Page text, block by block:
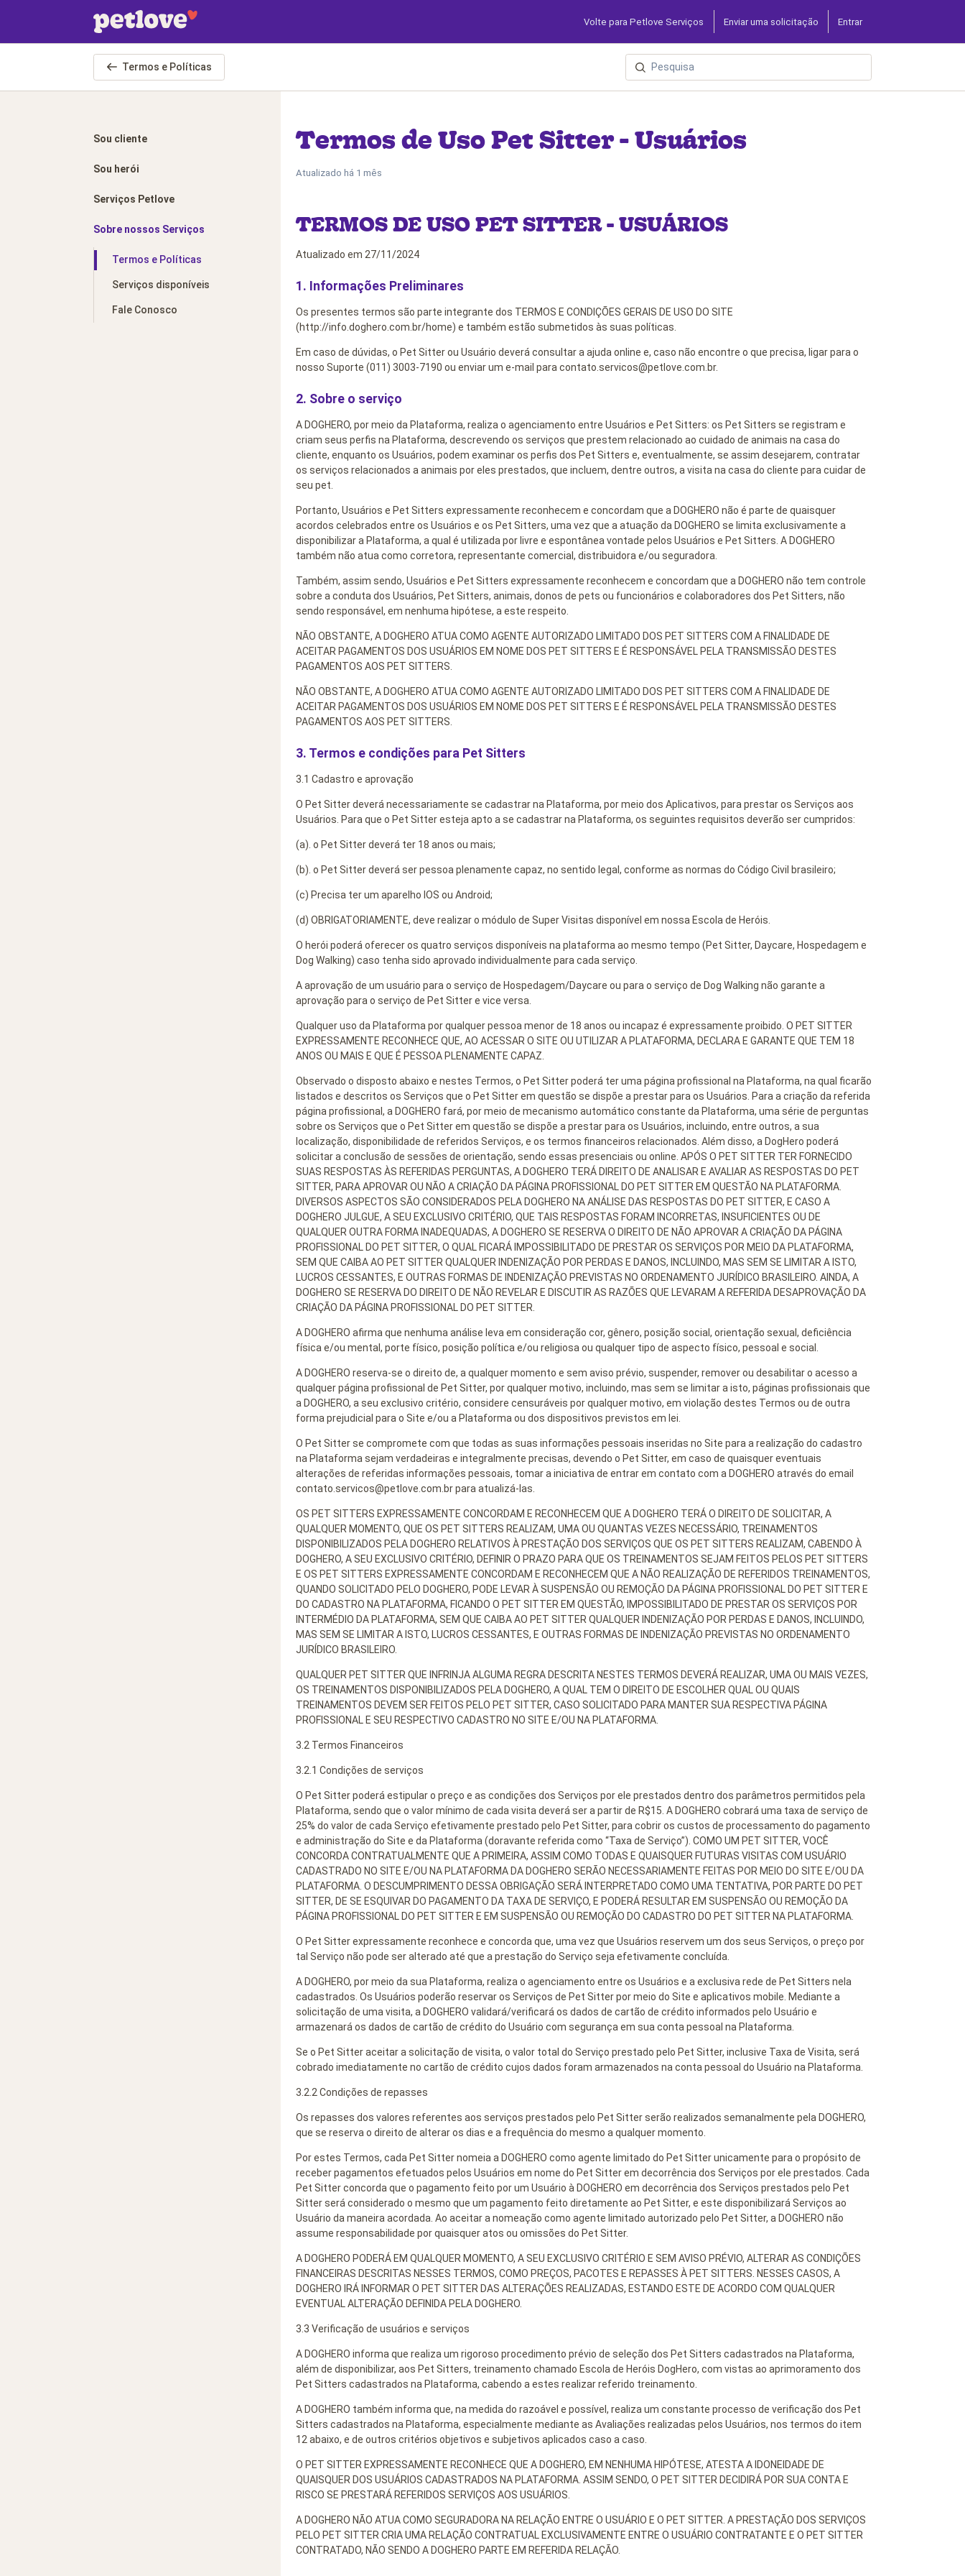
Volte para Petlove Serviços Enviar uma solicitação Entrar
Termos e Políticas
Termos de Uso Pet Sitter - Usuários
Atualizado há 1 mês
TERMOS DE USO PET SITTER - USUÁRIOS
Atualizado em 27/11/2024
1. Informações Preliminares
Os presentes termos são parte integrante dos TERMOS E CONDIÇÕES GERAIS DE USO DO SITE
(http://info.doghero.com.br/home) e também estão submetidos às suas políticas.
Em caso de dúvidas, o Pet Sitter ou Usuário deverá consultar a ajuda online e, caso não encontre o que precisa, ligar para o
nosso Suporte (011) 3003-7190 ou enviar um e-mail para contato.servicos@petlove.com.br.
2. Sobre o serviço
A DOGHERO, por meio da Plataforma, realiza o agenciamento entre Usuários e Pet Sitters: os Pet Sitters se registram e
criam seus perfis na Plataforma, descrevendo os serviços que prestem relacionado ao cuidado de animais na casa do
cliente, enquanto os Usuários, podem examinar os perfis dos Pet Sitters e, eventualmente, se assim desejarem, contratar
os serviços relacionados a animais por eles prestados, que incluem, dentre outros, a visita na casa do cliente para cuidar de
seu pet.
Portanto, Usuários e Pet Sitters expressamente reconhecem e concordam que a DOGHERO não é parte de quaisquer
acordos celebrados entre os Usuários e os Pet Sitters, uma vez que a atuação da DOGHERO se limita exclusivamente a
disponibilizar a Plataforma, a qual é utilizada por livre e espontânea vontade pelos Usuários e Pet Sitters. A DOGHERO
também não atua como corretora, representante comercial, distribuidora e/ou seguradora.
Também, assim sendo, Usuários e Pet Sitters expressamente reconhecem e concordam que a DOGHERO não tem controle
sobre a conduta dos Usuários, Pet Sitters, animais, donos de pets ou funcionários e colaboradores dos Pet Sitters, não
sendo responsável, em nenhuma hipótese, a este respeito.
NÃO OBSTANTE, A DOGHERO ATUA COMO AGENTE AUTORIZADO LIMITADO DOS PET SITTERS COM A FINALIDADE DE
ACEITAR PAGAMENTOS DOS USUÁRIOS EM NOME DOS PET SITTERS E É RESPONSÁVEL PELA TRANSMISSÃO DESTES
PAGAMENTOS AOS PET SITTERS.
NÃO OBSTANTE, A DOGHERO ATUA COMO AGENTE AUTORIZADO LIMITADO DOS PET SITTERS COM A FINALIDADE DE
ACEITAR PAGAMENTOS DOS USUÁRIOS EM NOME DOS PET SITTERS E É RESPONSÁVEL PELA TRANSMISSÃO DESTES
PAGAMENTOS AOS PET SITTERS.
3. Termos e condições para Pet Sitters
3.1 Cadastro e aprovação
O Pet Sitter deverá necessariamente se cadastrar na Plataforma, por meio dos Aplicativos, para prestar os Serviços aos
Usuários. Para que o Pet Sitter esteja apto a se cadastrar na Plataforma, os seguintes requisitos deverão ser cumpridos:
(a). o Pet Sitter deverá ter 18 anos ou mais;
(b). o Pet Sitter deverá ser pessoa plenamente capaz, no sentido legal, conforme as normas do Código Civil brasileiro;
(c) Precisa ter um aparelho IOS ou Android;
(d) OBRIGATORIAMENTE, deve realizar o módulo de Super Visitas disponível em nossa Escola de Heróis.
O herói poderá oferecer os quatro serviços disponíveis na plataforma ao mesmo tempo (Pet Sitter, Daycare, Hospedagem e
Dog Walking) caso tenha sido aprovado individualmente para cada serviço.
A aprovação de um usuário para o serviço de Hospedagem/Daycare ou para o serviço de Dog Walking não garante a
aprovação para o serviço de Pet Sitter e vice versa.
Qualquer uso da Plataforma por qualquer pessoa menor de 18 anos ou incapaz é expressamente proibido. O PET SITTER
EXPRESSAMENTE RECONHECE QUE, AO ACESSAR O SITE OU UTILIZAR A PLATAFORMA, DECLARA E GARANTE QUE TEM 18
ANOS OU MAIS E QUE É PESSOA PLENAMENTE CAPAZ.
Observado o disposto abaixo e nestes Termos, o Pet Sitter poderá ter uma página profissional na Plataforma, na qual ficarão
listados e descritos os Serviços que o Pet Sitter em questão se dispõe a prestar para os Usuários. Para a criação da referida
página profissional, a DOGHERO fará, por meio de mecanismo automático constante da Plataforma, uma série de perguntas
sobre os Serviços que o Pet Sitter em questão se dispõe a prestar para os Usuários, incluindo, entre outros, a sua
localização, disponibilidade de referidos Serviços, e os termos financeiros relacionados. Além disso, a DogHero poderá
solicitar a conclusão de sessões de orientação, sendo essas presenciais ou online. APÓS O PET SITTER TER FORNECIDO
SUAS RESPOSTAS ÀS REFERIDAS PERGUNTAS, A DOGHERO TERÁ DIREITO DE ANALISAR E AVALIAR AS RESPOSTAS DO PET
SITTER, PARA APROVAR OU NÃO A CRIAÇÃO DA PÁGINA PROFISSIONAL DO PET SITTER EM QUESTÃO NA PLATAFORMA.
DIVERSOS ASPECTOS SÃO CONSIDERADOS PELA DOGHERO NA ANÁLISE DAS RESPOSTAS DO PET SITTER, E CASO A
DOGHERO JULGUE, A SEU EXCLUSIVO CRITÉRIO, QUE TAIS RESPOSTAS FORAM INCORRETAS, INSUFICIENTES OU DE
QUALQUER OUTRA FORMA INADEQUADAS, A DOGHERO SE RESERVA O DIREITO DE NÃO APROVAR A CRIAÇÃO DA PÁGINA
PROFISSIONAL DO PET SITTER, O QUAL FICARÁ IMPOSSIBILITADO DE PRESTAR OS SERVIÇOS POR MEIO DA PLATAFORMA,
SEM QUE CAIBA AO PET SITTER QUALQUER INDENIZAÇÃO POR PERDAS E DANOS, INCLUINDO, MAS SEM SE LIMITAR A ISTO,
LUCROS CESSANTES, E OUTRAS FORMAS DE INDENIZAÇÃO PREVISTAS NO ORDENAMENTO JURÍDICO BRASILEIRO. AINDA, A
DOGHERO SE RESERVA DO DIREITO DE NÃO REVELAR E DISCUTIR AS RAZÕES QUE LEVARAM A REFERIDA DESAPROVAÇÃO DA
CRIAÇÃO DA PÁGINA PROFISSIONAL DO PET SITTER.
A DOGHERO afirma que nenhuma análise leva em consideração cor, gênero, posição social, orientação sexual, deficiência
física e/ou mental, porte físico, posição política e/ou religiosa ou qualquer tipo de aspecto físico, pessoal e social.
A DOGHERO reserva-se o direito de, a qualquer momento e sem aviso prévio, suspender, remover ou desabilitar o acesso a
qualquer página profissional de Pet Sitter, por qualquer motivo, incluindo, mas sem se limitar a isto, páginas profissionais que
a DOGHERO, a seu exclusivo critério, considere censuráveis por qualquer motivo, em violação destes Termos ou de outra
forma prejudicial para o Site e/ou a Plataforma ou dos dispositivos previstos em lei.
O Pet Sitter se compromete com que todas as suas informações pessoais inseridas no Site para a realização do cadastro
na Plataforma sejam verdadeiras e integralmente precisas, devendo o Pet Sitter, em caso de quaisquer eventuais
alterações de referidas informações pessoais, tomar a iniciativa de entrar em contato com a DOGHERO através do email
contato.servicos@petlove.com.br para atualizá-las.
OS PET SITTERS EXPRESSAMENTE CONCORDAM E RECONHECEM QUE A DOGHERO TERÁ O DIREITO DE SOLICITAR, A
QUALQUER MOMENTO, QUE OS PET SITTERS REALIZAM, UMA OU QUANTAS VEZES NECESSÁRIO, TREINAMENTOS
DISPONIBILIZADOS PELA DOGHERO RELATIVOS À PRESTAÇÃO DOS SERVIÇOS QUE OS PET SITTERS REALIZAM, CABENDO À
DOGHERO, A SEU EXCLUSIVO CRITÉRIO, DEFINIR O PRAZO PARA QUE OS TREINAMENTOS SEJAM FEITOS PELOS PET SITTERS
E OS PET SITTERS EXPRESSAMENTE CONCORDAM E RECONHECEM QUE A NÃO REALIZAÇÃO DE REFERIDOS TREINAMENTOS,
QUANDO SOLICITADO PELO DOGHERO, PODE LEVAR À SUSPENSÃO OU REMOÇÃO DA PÁGINA PROFISSIONAL DO PET SITTER E
DO CADASTRO NA PLATAFORMA, FICANDO O PET SITTER EM QUESTÃO, IMPOSSIBILITADO DE PRESTAR OS SERVIÇOS POR
INTERMÉDIO DA PLATAFORMA, SEM QUE CAIBA AO PET SITTER QUALQUER INDENIZAÇÃO POR PERDAS E DANOS, INCLUINDO,
MAS SEM SE LIMITAR A ISTO, LUCROS CESSANTES, E OUTRAS FORMAS DE INDENIZAÇÃO PREVISTAS NO ORDENAMENTO
JURÍDICO BRASILEIRO.
QUALQUER PET SITTER QUE INFRINJA ALGUMA REGRA DESCRITA NESTES TERMOS DEVERÁ REALIZAR, UMA OU MAIS VEZES,
OS TREINAMENTOS DISPONIBILIZADOS PELA DOGHERO, A QUAL TEM O DIREITO DE ESCOLHER QUAL OU QUAIS
TREINAMENTOS DEVEM SER FEITOS PELO PET SITTER, CASO SOLICITADO PARA MANTER SUA RESPECTIVA PÁGINA
PROFISSIONAL E SEU RESPECTIVO CADASTRO NO SITE E/OU NA PLATAFORMA.
3.2 Termos Financeiros
3.2.1 Condições de serviços
O Pet Sitter poderá estipular o preço e as condições dos Serviços por ele prestados dentro dos parâmetros permitidos pela
Plataforma, sendo que o valor mínimo de cada visita deverá ser a partir de R$15. A DOGHERO cobrará uma taxa de serviço de
25% do valor de cada Serviço efetivamente prestado pelo Pet Sitter, para cobrir os custos de processamento do pagamento
e administração do Site e da Plataforma (doravante referida como “Taxa de Serviço”). COMO UM PET SITTER, VOCÊ
CONCORDA CONTRATUALMENTE QUE A PRIMEIRA, ASSIM COMO TODAS E QUAISQUER FUTURAS VISITAS COM USUÁRIO
CADASTRADO NO SITE E/OU NA PLATAFORMA DA DOGHERO SERÃO NECESSARIAMENTE FEITAS POR MEIO DO SITE E/OU DA
PLATAFORMA. O DESCUMPRIMENTO DESSA OBRIGAÇÃO SERÁ INTERPRETADO COMO UMA TENTATIVA, POR PARTE DO PET
SITTER, DE SE ESQUIVAR DO PAGAMENTO DA TAXA DE SERVIÇO, E PODERÁ RESULTAR EM SUSPENSÃO OU REMOÇÃO DA
PÁGINA PROFISSIONAL DO PET SITTER E EM SUSPENSÃO OU REMOÇÃO DO CADASTRO DO PET SITTER NA PLATAFORMA.
O Pet Sitter expressamente reconhece e concorda que, uma vez que Usuários reservem um dos seus Serviços, o preço por
tal Serviço não pode ser alterado até que a prestação do Serviço seja efetivamente concluída.
A DOGHERO, por meio da sua Plataforma, realiza o agenciamento entre os Usuários e a exclusiva rede de Pet Sitters nela
cadastrados. Os Usuários poderão reservar os Serviços de Pet Sitter por meio do Site e aplicativos mobile. Mediante a
solicitação de uma visita, a DOGHERO validará/verificará os dados de cartão de crédito informados pelo Usuário e
armazenará os dados de cartão de crédito do Usuário com segurança em sua conta pessoal na Plataforma.
Se o Pet Sitter aceitar a solicitação de visita, o valor total do Serviço prestado pelo Pet Sitter, inclusive Taxa de Visita, será
cobrado imediatamente no cartão de crédito cujos dados foram armazenados na conta pessoal do Usuário na Plataforma.
3.2.2 Condições de repasses
Os repasses dos valores referentes aos serviços prestados pelo Pet Sitter serão realizados semanalmente pela DOGHERO,
que se reserva o direito de alterar os dias e a frequência do mesmo a qualquer momento.
Por estes Termos, cada Pet Sitter nomeia a DOGHERO como agente limitado do Pet Sitter unicamente para o propósito de
receber pagamentos efetuados pelos Usuários em nome do Pet Sitter em decorrência dos Serviços por ele prestados. Cada
Pet Sitter concorda que o pagamento feito por um Usuário à DOGHERO em decorrência dos Serviços prestados pelo Pet
Sitter será considerado o mesmo que um pagamento feito diretamente ao Pet Sitter, e este disponibilizará Serviços ao
Usuário da maneira acordada. Ao aceitar a nomeação como agente limitado autorizado pelo Pet Sitter, a DOGHERO não
assume responsabilidade por quaisquer atos ou omissões do Pet Sitter.
A DOGHERO PODERÁ EM QUALQUER MOMENTO, A SEU EXCLUSIVO CRITÉRIO E SEM AVISO PRÉVIO, ALTERAR AS CONDIÇÕES
FINANCEIRAS DESCRITAS NESSES TERMOS, COMO PREÇOS, PACOTES E REPASSES À PET SITTERS. NESSES CASOS, A
DOGHERO IRÁ INFORMAR O PET SITTER DAS ALTERAÇÕES REALIZADAS, ESTANDO ESTE DE ACORDO COM QUALQUER
EVENTUAL ALTERAÇÃO DEFINIDA PELA DOGHERO.
3.3 Verificação de usuários e serviços
A DOGHERO informa que realiza um rigoroso procedimento prévio de seleção dos Pet Sitters cadastrados na Plataforma,
além de disponibilizar, aos Pet Sitters, treinamento chamado Escola de Heróis DogHero, com vistas ao aprimoramento dos
Pet Sitters cadastrados na Plataforma, cabendo a estes realizar referido treinamento.
A DOGHERO também informa que, na medida do razoável e possível, realiza um constante processo de verificação dos Pet
Sitters cadastrados na Plataforma, especialmente mediante as Avaliações realizadas pelos Usuários, nos termos do item
12 abaixo, e de outros critérios objetivos e subjetivos aplicados caso a caso.
O PET SITTER EXPRESSAMENTE RECONHECE QUE A DOGHERO, EM NENHUMA HIPÓTESE, ATESTA A IDONEIDADE DE
QUAISQUER DOS USUÁRIOS CADASTRADOS NA PLATAFORMA. ASSIM SENDO, O PET SITTER DECIDIRÁ POR SUA CONTA E
RISCO SE PRESTARÁ REFERIDOS SERVIÇOS AOS USUÁRIOS.
A DOGHERO NÃO ATUA COMO SEGURADORA NA RELAÇÃO ENTRE O USUÁRIO E O PET SITTER. A PRESTAÇÃO DOS SERVIÇOS
PELO PET SITTER CRIA UMA RELAÇÃO CONTRATUAL EXCLUSIVAMENTE ENTRE O USUÁRIO CONTRATANTE E O PET SITTER
CONTRATADO, NÃO SENDO A DOGHERO PARTE EM REFERIDA RELAÇÃO.
Sou cliente
Sou herói
Serviços Petlove
Sobre nossos Serviços
Termos e Políticas
Serviços disponíveis
Fale Conosco